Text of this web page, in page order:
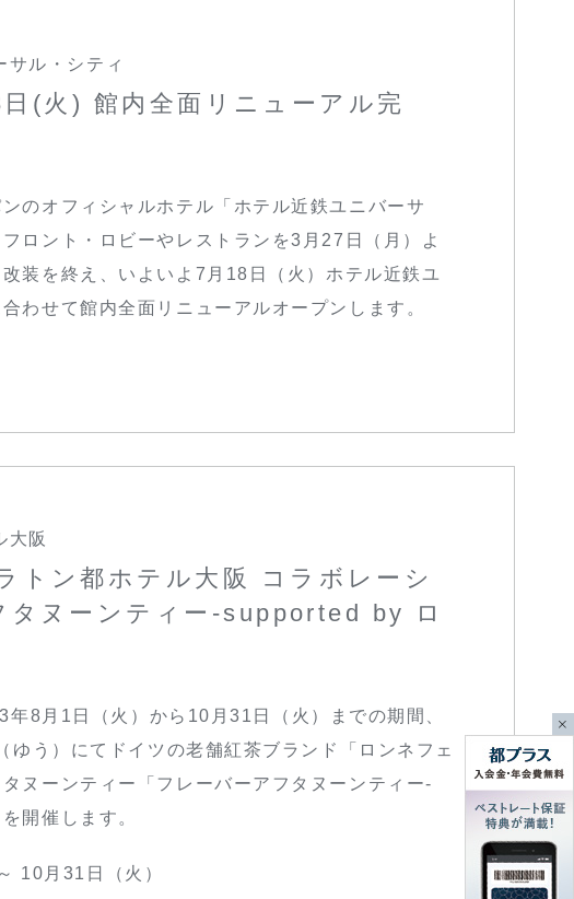
サル・シティ
(火) 館内全面リニューアル完
のオフィシャルホテル「ホテル近鉄ユニバーサ
ロント・ロビーやレストランを3月27日（月）よ
装を終え、いよいよ7月18日（火）ホテル近鉄ユ
わせて館内全面リニューアルオープンします。
大阪
トン都ホテル大阪 コラボレーシ
タヌーンティー-supported by ロ
8月1日（火）から10月31日（火）までの期間、
ゆう）にてドイツの老舗紅茶ブランド「ロンネフェ
ヌーンティー「フレーバーアフタヌーンティー-
開催します。
10月31日（火）